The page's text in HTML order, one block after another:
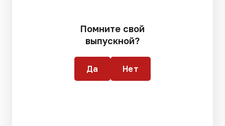
Помните свой
выпускной?
Да Нет